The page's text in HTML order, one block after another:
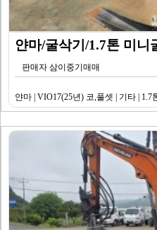
얀마/굴삭기/1.7톤 미
판매자 삼이중기매매
얀마 | VIO17(25년) 코,풀셋 | 기타 | 1.7